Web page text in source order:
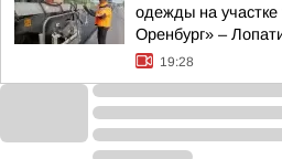
одежды на
Оренбург» –
19:28